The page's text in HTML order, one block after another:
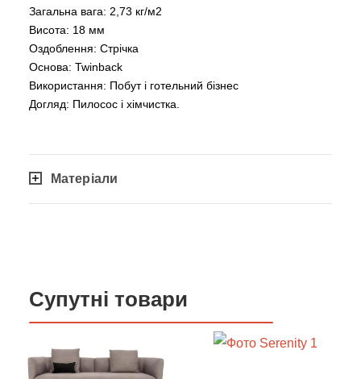
Загальна вага: 2,73 кг/м2
Висота: 18 мм
Оздоблення: Стрічка
Основа: Twinback
Використання: Побут і готельний бізнес
Догляд: Пилосос і хімчистка.
Матеріали
Супутні товари